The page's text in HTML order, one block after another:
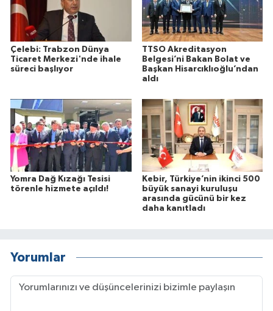
Çelebi: Trabzon Dünya
Ticaret Merkezi'nde ihale
süreci başlıyor
TTSO Akreditasyon
Belgesi’ni Bakan Bolat ve
Başkan Hisarcıklıoğlu’ndan
aldı
Yomra Dağ Kızağı Tesisi
törenle hizmete açıldı!
Kebir, Türkiye’nin ikinci 500
büyük sanayi kuruluşu
arasında gücünü bir kez
daha kanıtladı
Yorumlar